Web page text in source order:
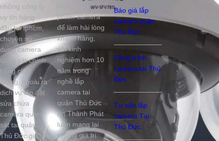
những công ty
uy tín hàng
đầu tại tphcm,
chuyên sử
dụng camera
quan sát chính
hãng chất
lượng, ngoài ra
dịch vụ lắp đặt
sửa chửa
camera quan
sát tại quận
Thủ Đức giá rẻ
phẩm camera
để làm hài lòng
khách hàng,
với kinh
nghiệm hơn 10
năm trong
nghề lắp
camera tại
quận Thủ Đức
An Thành Phát
luôn mang lại
những giá trị
Báo giá lắp
camera quận
Thủ Đức
Công trình
camera tại Thủ
Đức
Tư vấn lắp
camera Tại
Thủ Đức